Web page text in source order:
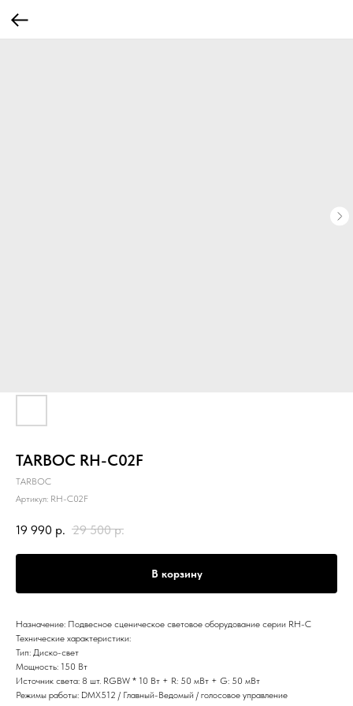
TARBOC RH-C02F
TARBOC
Артикул: RH-C02F
19 990 р. 29 500 р.
В корзину
Назначение: Подвесное сценическое световое оборудование серии RH-C
Технические характеристики:
Тип: Диско-свет
Мощность: 150 Вт
Источник света: 8 шт. RGBW * 10 Вт + R: 50 мВт + G: 50 мВт
Режимы работы: DMX512 / Главный-Ведомый / голосовое управление